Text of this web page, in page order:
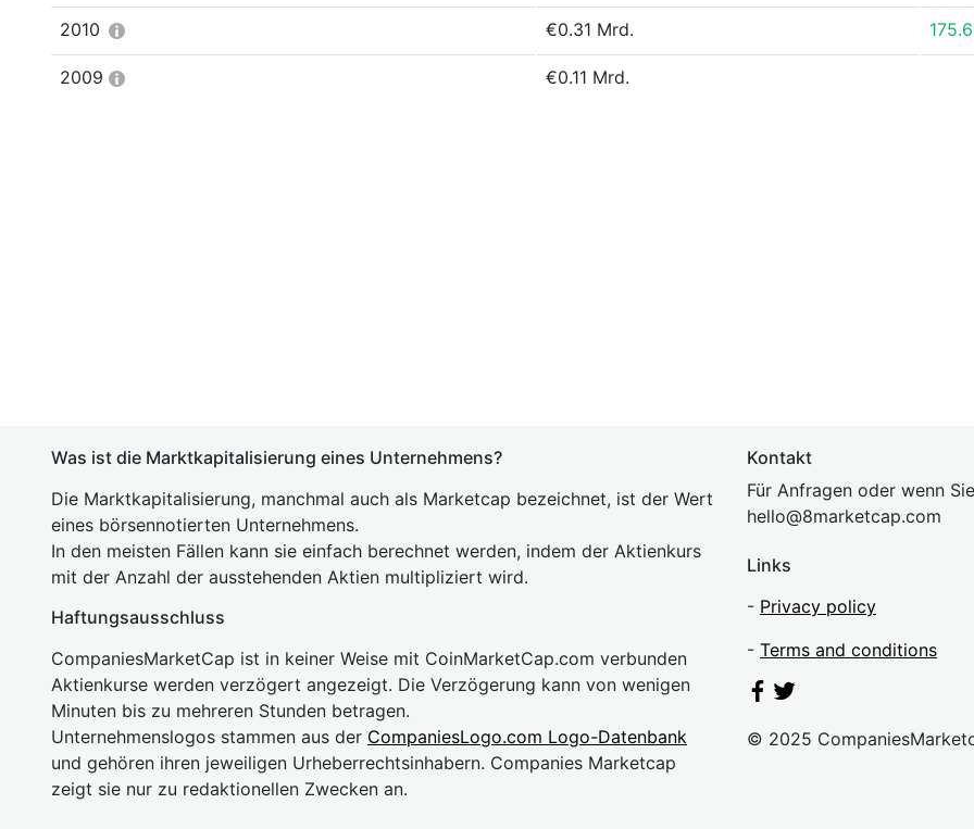
2010 €0.31 Mrd.
2009 €0.11 Mrd.
Was ist die Marktkapitalisierung eines Unternehmens?
Die Marktkapitalisierung, manchmal auch als Marketcap bezeichnet, ist der Wert
eines börsennotierten Unternehmens.
In den meisten Fällen kann sie einfach berechnet werden, indem der Aktienkurs
mit der Anzahl der ausstehenden Aktien multipliziert wird.
Haftungsausschluss
CompaniesMarketCap ist in keiner Weise mit CoinMarketCap.com verbunden
Aktienkurse werden verzögert angezeigt. Die Verzögerung kann von wenigen
Minuten bis zu mehreren Stunden betragen.
Unternehmenslogos stammen aus der CompaniesLogo.com Logo-Datenbank
und gehören ihren jeweiligen Urheberrechtsinhabern. Companies Marketcap
zeigt sie nur zu redaktionellen Zwecken an.
Kontakt
Für Anfragen oder wenn
hello@8marketcap.com
Links
- Privacy policy
- Terms and conditions
© 2025